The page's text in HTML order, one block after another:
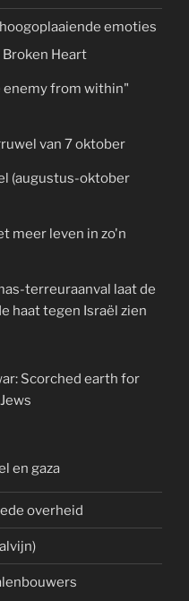
emoties
Heart
enemy from within"
van 7 oktober
(augustus-oktober
meer leven in zo'n
terreuraanval laat de
haat tegen Israël zien
Scorched earth for
en gaza
overheid